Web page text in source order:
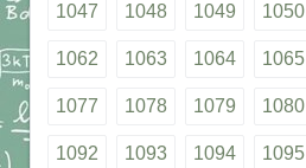
1047 1048 1049 1050
1062 1063 1064 1065
1077 1078 1079 1080
1092 1093 1094 1095